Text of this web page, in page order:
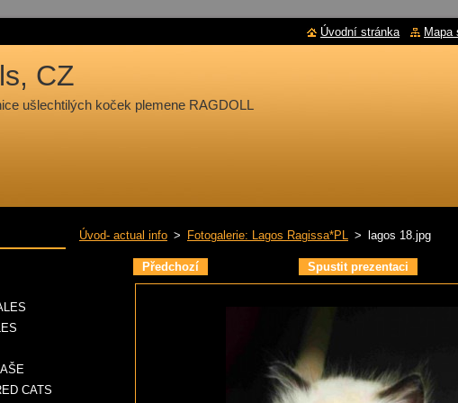
CZ
ušlechtilých koček plemene RAGDOLL
Úvod- actual info > Fotogalerie: Lagos Ragissa*PL > lagos 18.jpg
Předchozí Spustit prezentaci
CATS
Úvodní stránka Mapa